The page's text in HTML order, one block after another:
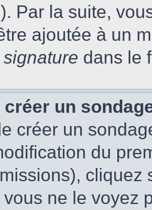
). Par la suite,
ajoutée à un
dans le
créer un
créer un
du
cliquez
ne le voyez